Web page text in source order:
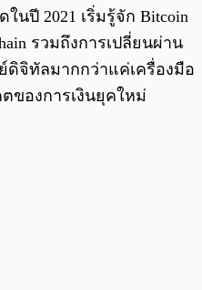
นปี 2021 เริ่มรู้จัก Bitcoin
รวมถึงการเปลี่ยนผ่าน
ดิจิทัลมากกว่าแค่เครื่องมือ
ของการเงินยุคใหม่